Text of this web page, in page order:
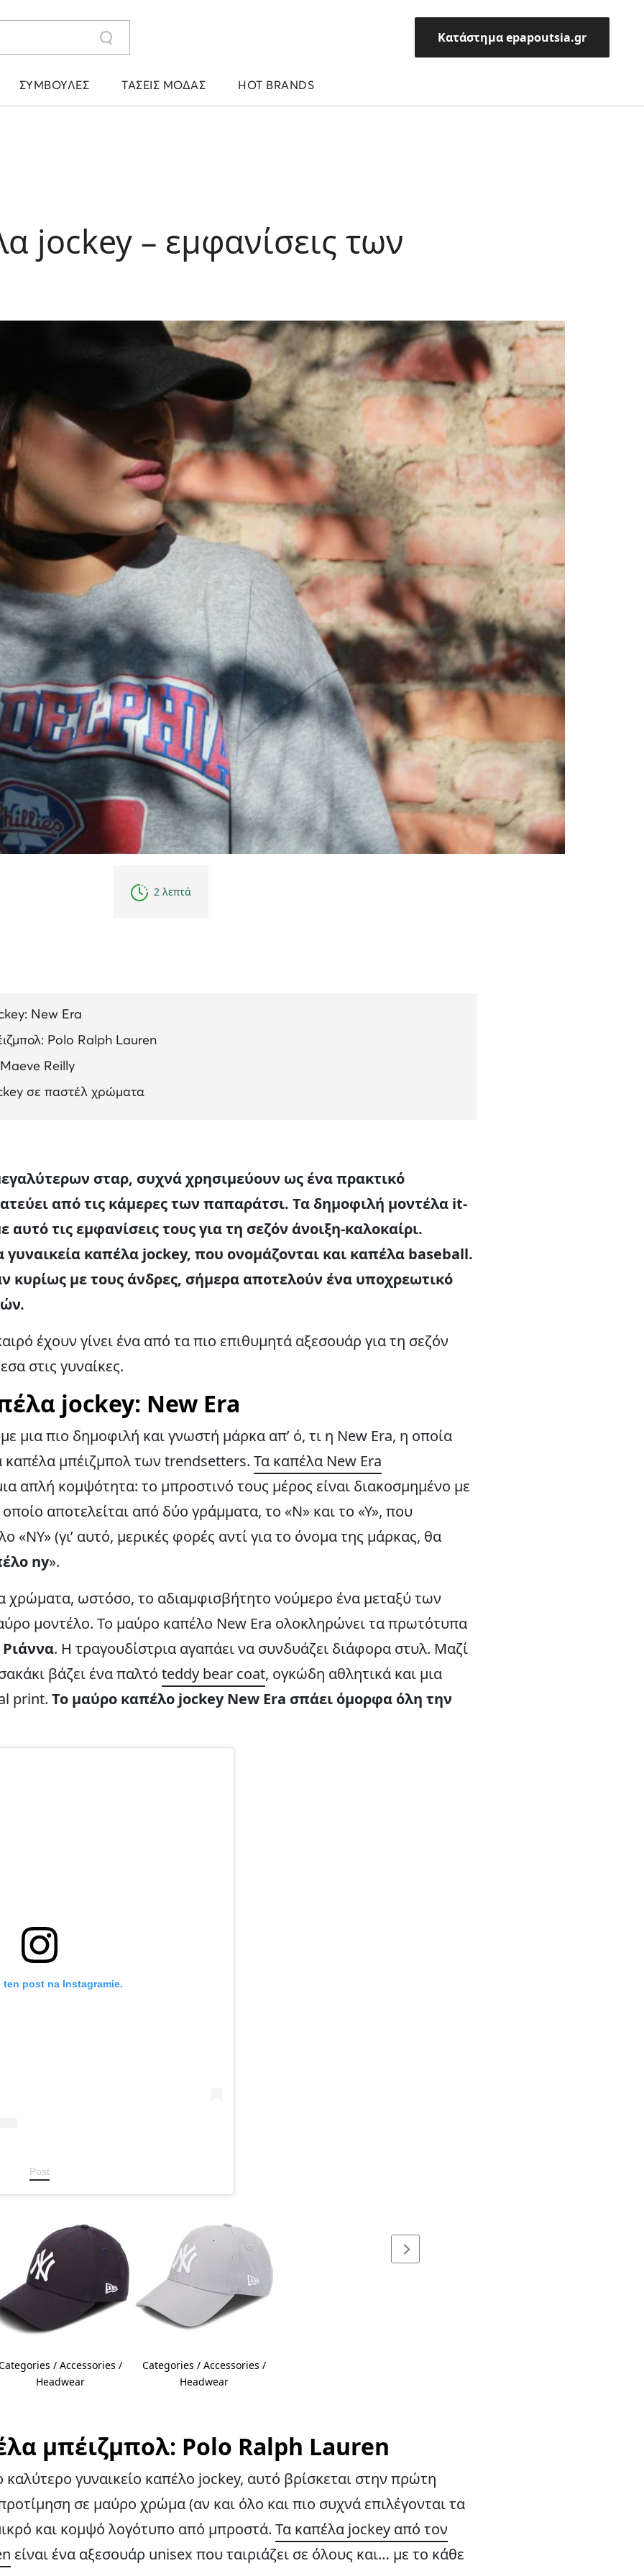
Κατάστημα epapoutsia.gr
ΣΥΜΒΟΥΛΈΣ ΤΆΣΕΙΣ ΜΌΔΑΣ HOT BRANDS
jockey – εμφανίσεις των
Τάσεις μόδας
2 λεπτά
New Era
Polo Ralph Lauren
Reilly
σε παστέλ χρώματα
σταρ, συχνά χρησιμεύουν ως ένα πρακτικό
από τις κάμερες των παπαράτσι. Τα δημοφιλή μοντέλα it-
τις εμφανίσεις τους για τη σεζόν άνοιξη-καλοκαίρι.
γυναικεία καπέλα jockey, που ονομάζονται και καπέλα baseball.
κυρίως με τους άνδρες, σήμερα αποτελούν ένα υποχρεωτικό
έχουν γίνει ένα από τα πιο επιθυμητά αξεσουάρ για τη σεζόν
στις γυναίκες.
jockey: New Era
μια πιο δημοφιλή και γνωστή μάρκα απ’ ό, τι η New Era, η οποία
καπέλα μπέιζμπολ των trendsetters. Τα καπέλα New Era
απλή κομψότητα: το μπροστινό τους μέρος είναι διακοσμημένο με
αποτελείται από δύο γράμματα, το «Ν» και το «Υ», που
«NY» (γι’ αυτό, μερικές φορές αντί για το όνομα της μάρκας, θα
ny».
χρώματα, ωστόσο, το αδιαμφισβήτητο νούμερο ένα μεταξύ των
μοντέλο. Το μαύρο καπέλο New Era ολοκληρώνει τα πρωτότυπα
Ριάννα. Η τραγουδίστρια αγαπάει να συνδυάζει διάφορα στυλ. Μαζί
βάζει ένα παλτό teddy bear coat, ογκώδη αθλητικά και μια
print. Το μαύρο καπέλο jockey New Era σπάει όμορφα όλη την
ten post na Instagramie.
Post
/ Accessories /
Headwear
Categories / Accessories /
Headwear
μπέιζμπολ: Polo Ralph Lauren
καλύτερο γυναικείο καπέλο jockey, αυτό βρίσκεται στην πρώτη
σε μαύρο χρώμα (αν και όλο και πιο συχνά επιλέγονται τα
και κομψό λογότυπο από μπροστά. Τα καπέλα jockey από τον
είναι ένα αξεσουάρ unisex που ταιριάζει σε όλους και… με το κάθε